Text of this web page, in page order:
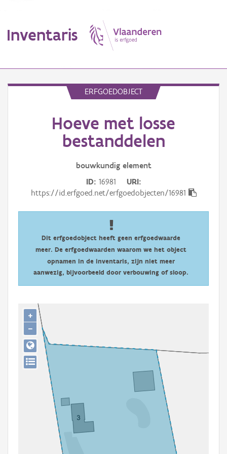
Inventaris
Aanduidingsobject
Gebeurtenis
Downloads
Hergebruik
ERFGOEDOBJECT
Hoeve met losse
bestanddelen
bouwkundig element
ID 16981
URI
https://id.erfgoed.net/erfgoedobjecten/16981
Dit erfgoedobject heeft geen erfgoedwaarde
meer. De erfgoedwaarden waarom we het object
opnamen in de inventaris, zijn niet meer
aanwezig, bijvoorbeeld door verbouwing of sloop.
+
−